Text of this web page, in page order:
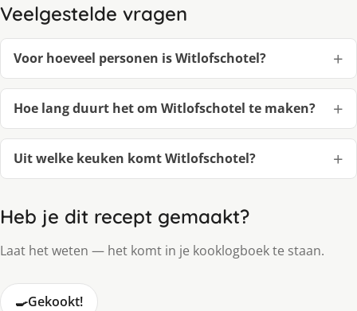
Veelgestelde vragen
Voor hoeveel personen is Witlofschotel?
Hoe lang duurt het om Witlofschotel te maken?
Uit welke keuken komt Witlofschotel?
Heb je dit recept gemaakt?
Laat het weten — het komt in je kooklogboek te staan.
🍳Gekookt!